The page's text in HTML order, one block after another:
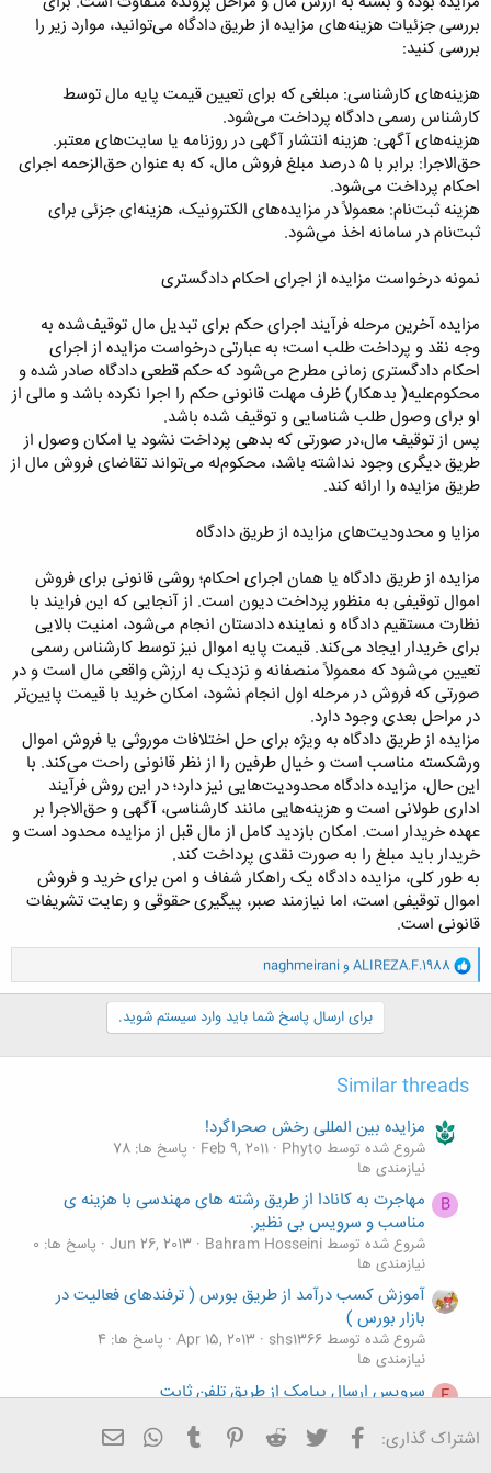
بررسی جزئیات هزینه‌های مزایده از طریق دادگاه می‌توانید، موارد زیر را
بررسی کنید:
هزینه‌های کارشناسی: مبلغی که برای تعیین قیمت پایه مال توسط
کارشناس رسمی دادگاه پرداخت می‌شود.
هزینه‌های آگهی: هزینه انتشار آگهی در روزنامه یا سایت‌های معتبر.
حق‌الاجرا: برابر با ۵ درصد مبلغ فروش مال، که به عنوان حق‌الزحمه اجرای
احکام پرداخت می‌شود.
هزینه ثبت‌نام: معمولاً در مزایده‌های الکترونیک، هزینه‌ای جزئی برای
ثبت‌نام در سامانه اخذ می‌شود.
نمونه درخواست مزایده از اجرای احکام دادگستری
مزایده آخرین مرحله فرآیند اجرای حکم برای تبدیل مال توقیف‌شده به
وجه نقد و پرداخت طلب است؛ به عبارتی درخواست مزایده از اجرای
احکام دادگستری زمانی مطرح می‌شود که حکم قطعی دادگاه صادر شده و
محکوم‌علیه( بدهکار) ظرف مهلت قانونی حکم را اجرا نکرده باشد و مالی از
او برای وصول طلب شناسایی و توقیف شده باشد.
پس از توقیف مال،در صورتی که بدهی پرداخت نشود یا امکان وصول از
طریق دیگری وجود نداشته باشد، محکوم‌له می‌تواند تقاضای فروش مال از
طریق مزایده را ارائه کند.
مزایا و محدودیت‌های مزایده از طریق دادگاه
مزایده از طریق دادگاه یا همان اجرای احکام؛ روشی قانونی برای فروش
اموال توقیفی به منظور پرداخت دیون است. از آنجایی که این فرایند با
نظارت مستقیم دادگاه و نماینده دادستان انجام می‌شود، امنیت بالایی
برای خریدار ایجاد می‌کند. قیمت پایه اموال نیز توسط کارشناس رسمی
تعیین می‌شود که معمولاً منصفانه و نزدیک به ارزش واقعی مال است و در
صورتی که فروش در مرحله اول انجام نشود، امکان خرید با قیمت پایین‌تر
در مراحل بعدی وجود دارد.
مزایده از طریق دادگاه به ویژه برای حل اختلافات موروثی یا فروش اموال
ورشکسته مناسب است و خیال طرفین را از نظر قانونی راحت می‌کند. با
این حال، مزایده دادگاه محدودیت‌هایی نیز دارد؛ در این روش فرآیند
اداری طولانی است و هزینه‌هایی مانند کارشناسی، آگهی و حق‌الاجرا بر
عهده خریدار است. امکان بازدید کامل از مال قبل از مزایده محدود است و
خریدار باید مبلغ را به صورت نقدی پرداخت کند.
به طور کلی، مزایده دادگاه یک راهکار شفاف و امن برای خرید و فروش
اموال توقیفی است، اما نیازمند صبر، پیگیری حقوقی و رعایت تشریفات
قانونی است.
و
ا
ک
:
ALIREZA.F.1988 و naghmeirani
برای ارسال پاسخ شما باید وارد سیستم شوید.
Similar threads
مزایده بین المللی رخش صحراگرد!
شروع شده توسط Phyto Feb 9, 2011
پاسخ ها: 78
نیازمندی ها
B
مهاجرت به کانادا از طریق رشته های مهندسی با هزینه ی
مناسب و سرویس بی نظیر.
شروع شده توسط Bahram Hosseini Jun 26, 2013 پاسخ ها: 0
نیازمندی ها
آموزش کسب درآمد از طریق بورس ( ترفندهای فعالیت در
بازار بورس )
شروع شده توسط shs1366 Apr 15, 2013 پاسخ ها: 4
نیازمندی ها
F سرویس ارسال پیامک از طریق تلفن ثابت
نیازمندی ها
اشتراک گذاری: فیسبوک تویتر Reddit
Pinterest
Tumblr
WhatsApp